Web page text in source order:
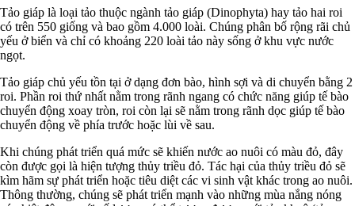
Tảo giáp là loại tảo thuộc ngành tảo giáp (Dinophyta) hay tảo hai roi
có trên 550 giống và bao gồm 4.000 loài. Chúng phân bố rộng rãi chủ
yếu ở biển và chỉ có khoảng 220 loài tảo này sống ở khu vực nước
ngọt.
Tảo giáp chủ yếu tồn tại ở dạng đơn bào, hình sợi và di chuyển bằng 2
roi. Phần roi thứ nhất nằm trong rãnh ngang có chức năng giúp tế bào
chuyển động xoay tròn, roi còn lại sẽ nằm trong rãnh dọc giúp tế bào
chuyển động về phía trước hoặc lùi về sau.
Khi chúng phát triển quá mức sẽ khiến nước ao nuôi có màu đỏ, đây
còn được gọi là hiện tượng thủy triều đỏ. Tác hại của thủy triều đỏ sẽ
kìm hãm sự phát triển hoặc tiêu diệt các vi sinh vật khác trong ao nuôi.
Thông thường, chúng sẽ phát triển mạnh vào những mùa nắng nóng